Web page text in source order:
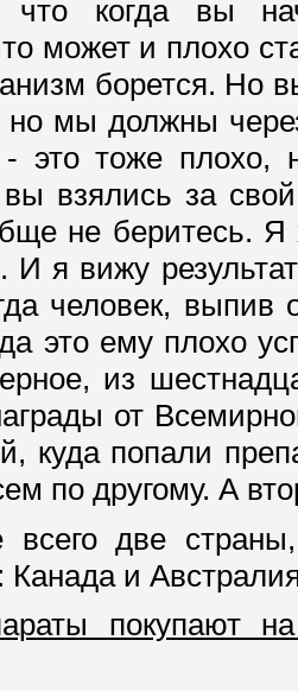
когда вы
может и плохо
борется. Но
мы должны
- это тоже
вы взялись за
не беритесь. Я
И я вижу
человек, выпив
это ему плохо
из
от
куда попали
по другому. А
две страны,
Канада и
покупают